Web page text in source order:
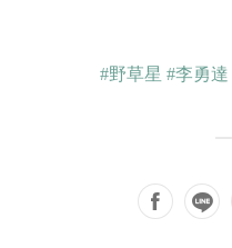
#野草星 #李勇達